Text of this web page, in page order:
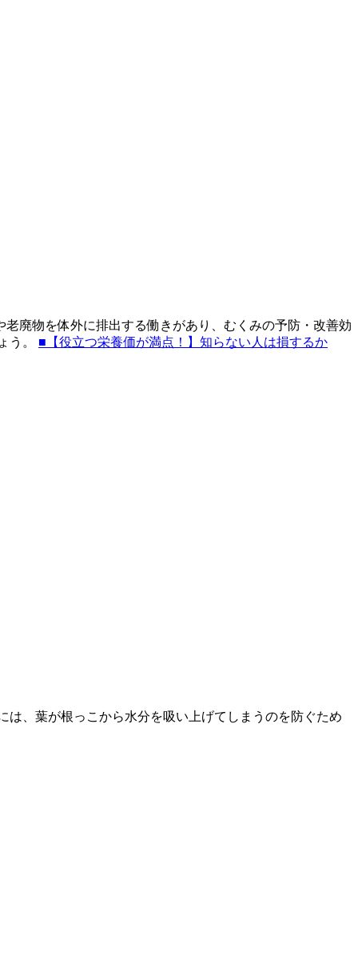
廃物を体外に排出する働きがあり、むくみの予防・改善効
う。 ■【役立つ栄養価が満点！】知らない人は損するか
、葉が根っこから水分を吸い上げてしまうのを防ぐため